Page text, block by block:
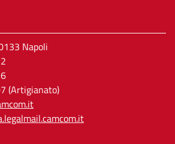
Napoli
(Artigianato)